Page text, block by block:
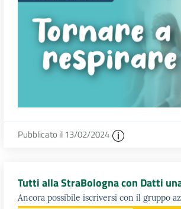
Pubblicato il 13/02/2024
Tutti alla StraBologna con Datti
Ancora possibile iscriversi con il gruppo